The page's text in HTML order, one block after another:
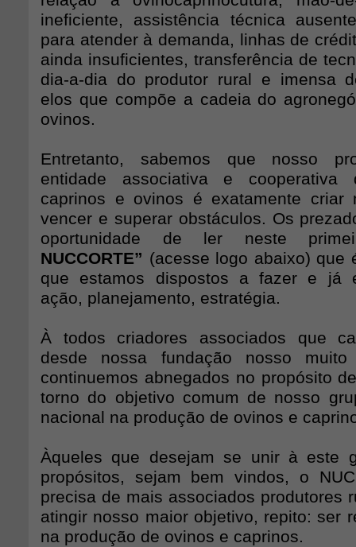
ineficiente, assistência técnica
para atender à demanda, linhas de
ainda insuficientes, transferência de
dia-a-dia do produtor rural e imensa
elos que compõe a cadeia do
ovinos.
Entretanto, sabemos que nosso
entidade associativa e
caprinos e ovinos é exatamente criar
vencer e superar obstáculos. Os
oportunidade de ler neste
NUCCORTE” (acesse logo abaixo) que
que estamos dispostos a fazer e já
ação, planejamento, estratégia.
À todos criadores associados que
desde nossa fundação nosso
continuemos abnegados no propósito
torno do objetivo comum de nosso
nacional na produção de ovinos e
Àqueles que desejam se unir à este
propósitos, sejam bem vindos, o
precisa de mais associados produtores
atingir nosso maior objetivo, repito: ser
na produção de ovinos e caprinos.